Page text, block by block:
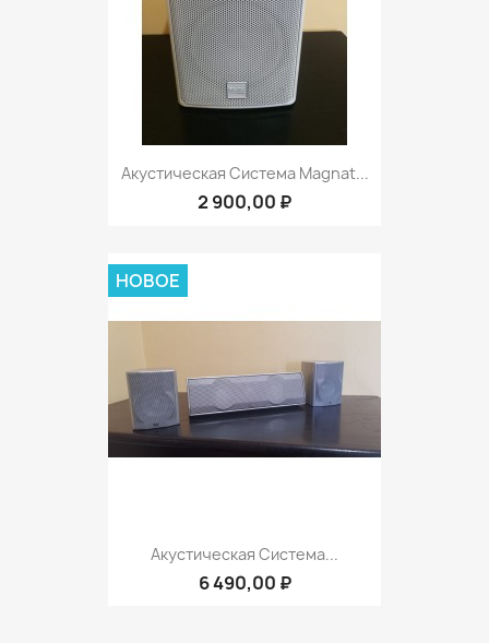
Акустическая Система Magnat...
2 900,00 ₽
Акустическая Система...
6 490,00 ₽
НОВОЕ